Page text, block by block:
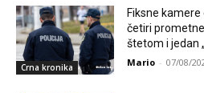
Crna kronika
Fiksne
četiri
štetom i jedan
Mario - 07/08/